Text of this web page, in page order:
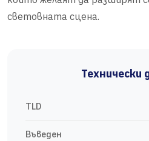
световната сцена.
Технически
TLD
Въведен